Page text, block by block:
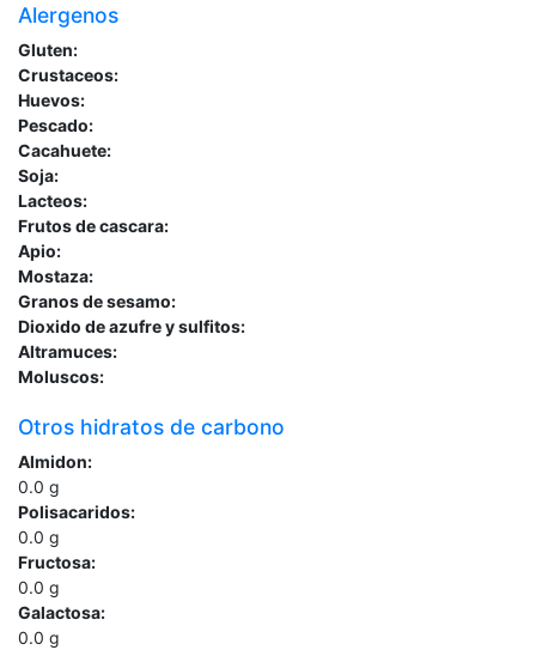
Alergenos
Gluten:
Crustaceos:
Huevos:
Pescado:
Cacahuete:
Soja:
Lacteos:
Frutos de cascara:
Apio:
Mostaza:
Granos de sesamo:
Dioxido de azufre y sulfitos:
Altramuces:
Moluscos:
Otros hidratos de carbono
Almidon:
0.0 g
Polisacaridos:
0.0 g
Fructosa:
0.0 g
Galactosa:
0.0 g